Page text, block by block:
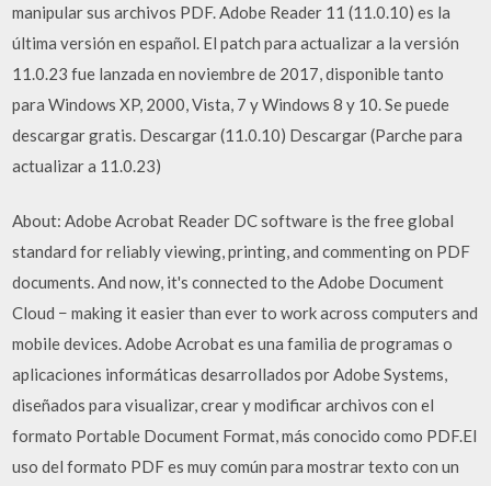
manipular sus archivos PDF. Adobe Reader 11 (11.0.10) es la
última versión en español. El patch para actualizar a la versión
11.0.23 fue lanzada en noviembre de 2017, disponible tanto
para Windows XP, 2000, Vista, 7 y Windows 8 y 10. Se puede
descargar gratis. Descargar (11.0.10) Descargar (Parche para
actualizar a 11.0.23)
About: Adobe Acrobat Reader DC software is the free global
standard for reliably viewing, printing, and commenting on PDF
documents. And now, it's connected to the Adobe Document
Cloud − making it easier than ever to work across computers and
mobile devices. Adobe Acrobat es una familia de programas o
aplicaciones informáticas desarrollados por Adobe Systems,
diseñados para visualizar, crear y modificar archivos con el
formato Portable Document Format, más conocido como PDF.El
uso del formato PDF es muy común para mostrar texto con un